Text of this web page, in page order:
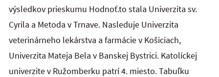
výsledkov prieskumu Hodnoť.to stala Univerzita sv.
Cyrila a Metoda v Trnave. Nasleduje Univerzita
veterinárneho lekárstva a farmácie v Košiciach,
Univerzita Mateja Bela v Banskej Bystrici. Katolíckej
univerzite v Ružomberku patrí 4. miesto. Tabuľku